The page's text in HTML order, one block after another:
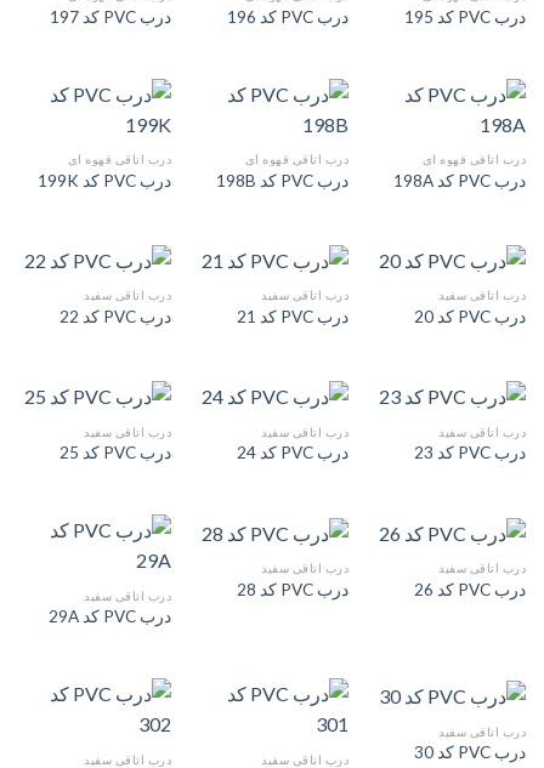
درب PVC کد 195 درب PVC کد 196 درب PVC کد 197
درب اتاقی قهوه ای
درب PVC کد 198A
درب اتاقی قهوه ای
درب PVC کد 198B
درب اتاقی قهوه ای
درب PVC کد 199K
درب اتاقی سفید
درب PVC کد 20
درب اتاقی سفید
درب PVC کد 21
درب اتاقی سفید
درب PVC کد 22
درب اتاقی سفید
درب PVC کد 23
درب اتاقی سفید
درب PVC کد 24
درب اتاقی سفید
درب PVC کد 25
درب اتاقی سفید
درب PVC کد 26
درب اتاقی سفید
درب PVC کد 28 درب اتاقی سفید
درب PVC کد 29A
درب اتاقی سفید
درب PVC کد 30 درب اتاقی سفید درب اتاقی سفید